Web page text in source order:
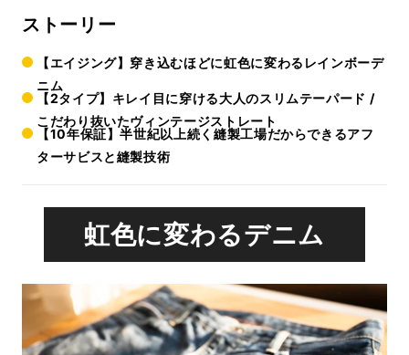
ストーリー
【エイジング】穿き込むほどに虹色に変わるレインボーデ
ニム
【2タイプ】キレイ目に穿ける大人のスリムテーパード /
こだわり抜いたヴィンテージストレート
【10年保証】半世紀以上続く縫製工場だからできるアフ
ターサビスと縫製技術
虹色に変わるデニム